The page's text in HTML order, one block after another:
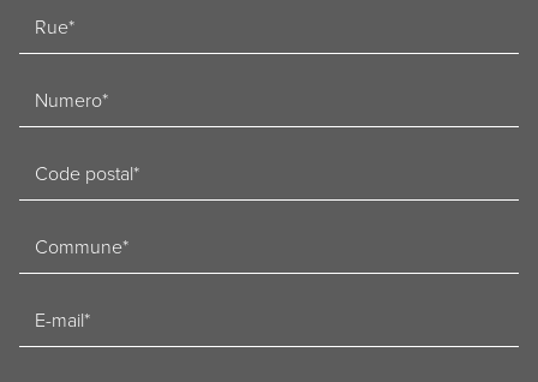
Straat
Nummer
Postcode
Woonplaats
mailadres